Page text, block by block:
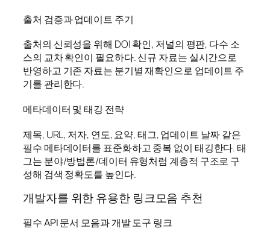
출처 검증과 업데이트 주기
출처의 신뢰성을 위해 DOI 확인, 저널의 평판, 다수 소
스의 교차 확인이 필요하다. 신규 자료는 실시간으로
반영하고 기존 자료는 분기별 재확인으로 업데이트 주
기를 관리한다.
메타데이터 및 태깅 전략
제목, URL, 저자, 연도, 요약, 태그, 업데이트 날짜 같은
필수 메타데이터를 표준화하고 중복 없이 태깅한다. 태
그는 분야/방법론/데이터 유형처럼 계층적 구조로 구
성해 검색 정확도를 높인다.
개발자를 위한 유용한 링크모음 추천
필수 API 문서 모음과 개발 도구 링크